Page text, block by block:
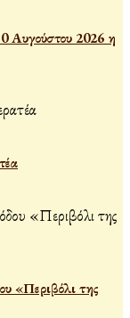
Αυγούστου 2026 η
«Περιβόλι της